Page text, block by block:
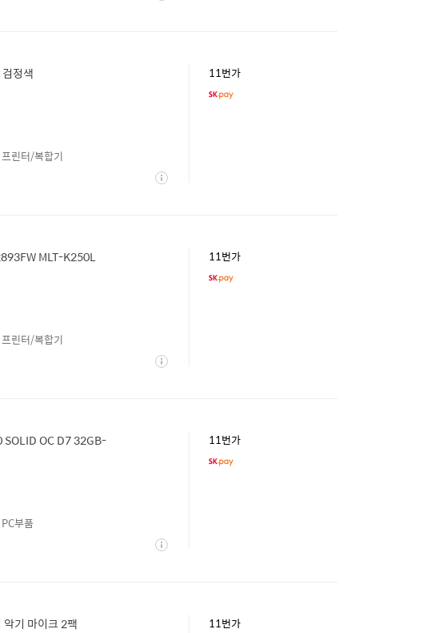
정색 11번가
상
프린터/복합기
MLT-K250L 11번가
상
프린터/복합기
SOLID OC D7 32GB- 11번가
상
PC부품
기 마이크 2팩 11번가